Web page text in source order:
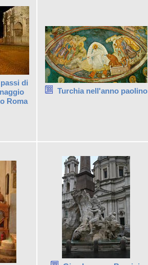
di
Roma
Turchia nell'anno paolino